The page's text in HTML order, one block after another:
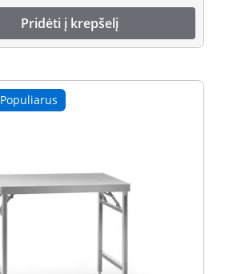
Pridėti į krepšelį
Populiarus